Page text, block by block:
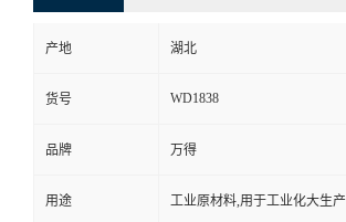
产地 湖北
货号 WD1838
品牌 万得
用途 工业原材料,用于工业化大生产